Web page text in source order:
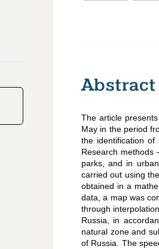
Abstract
The article
May in the period
the identification of
Research methods
parks, and in
carried out using
obtained in a
data, a map was
through
Russia, in
natural zone and
of Russia. The